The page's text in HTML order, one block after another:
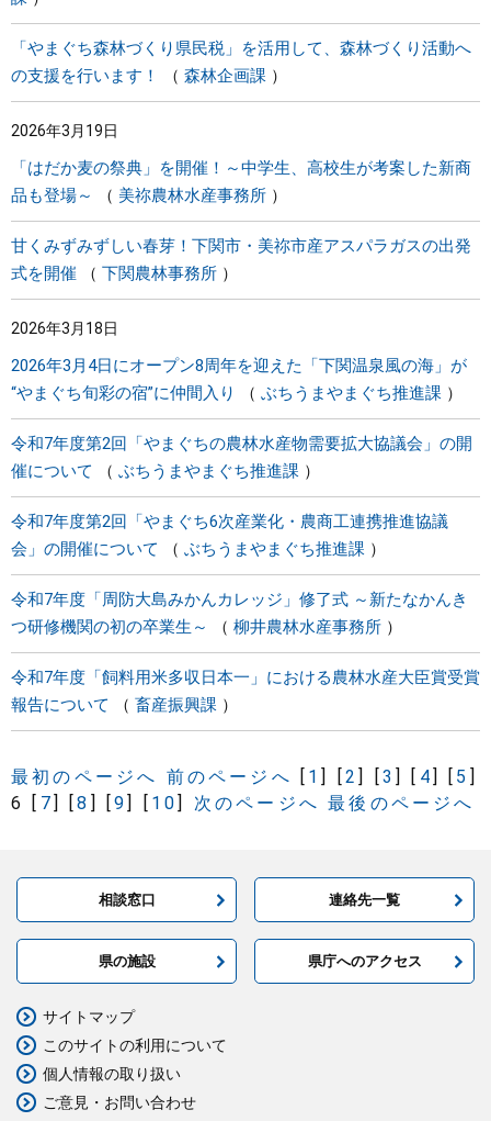
「やまぐち森林づくり県民税」を活用して、森林づくり活動へ
の支援を行います！
森林企画課
2026年3月19日
「はだか麦の祭典」を開催！～中学生、高校生が考案した新商
品も登場～
美祢農林水産事務所
甘くみずみずしい春芽！下関市・美祢市産アスパラガスの出発
式を開催
下関農林事務所
2026年3月18日
2026年3月4日にオープン8周年を迎えた「下関温泉風の海」が
“やまぐち旬彩の宿”に仲間入り
ぶちうまやまぐち推進課
令和7年度第2回「やまぐちの農林水産物需要拡大協議会」の開
催について
ぶちうまやまぐち推進課
令和7年度第2回「やまぐち6次産業化・農商工連携推進協議
会」の開催について
ぶちうまやまぐち推進課
令和7年度「周防大島みかんカレッジ」修了式 ～新たなかんき
つ研修機関の初の卒業生～
柳井農林水産事務所
令和7年度「飼料用米多収日本一」における農林水産大臣賞受賞
報告について
畜産振興課
最初のページへ 前のページへ [ 1] [2] [3] [ 4] [ 5 ]
6
[ 7] [8 ] [9] [ 10] 次のページへ 最後のページへ
相談窓口 連絡先一覧
県の施設 県庁へのアクセス
サイトマップ
このサイトの利用について
個人情報の取り扱い
ご意見・お問い合わせ